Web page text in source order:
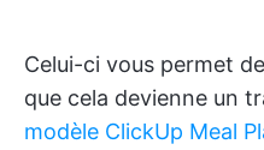
Celui-ci vous permet
que cela devienne un
modèle ClickUp Meal